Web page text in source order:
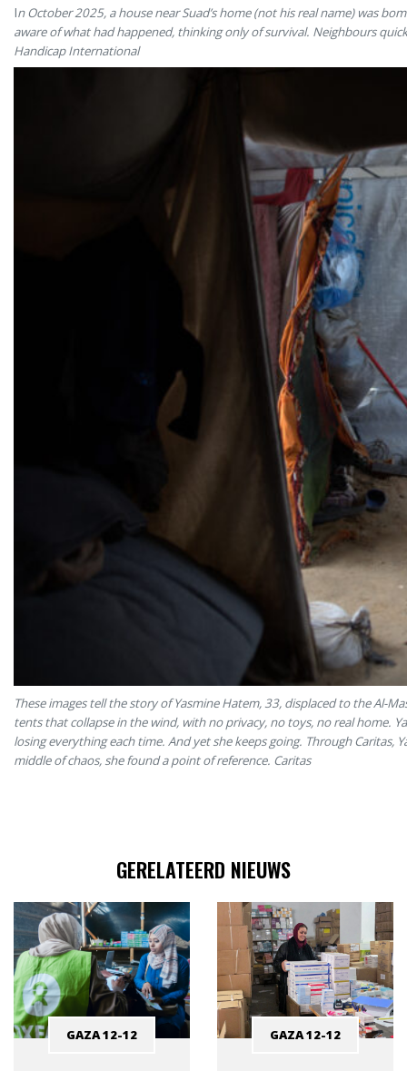
In October 2025, a house near Suad’s home (not his real name) was
aware of what had happened, thinking only of survival. Neighbours
Handicap International
These images tell the story of Yasmine Hatem, 33, displaced to the Al-
tents that collapse in the wind, with no privacy, no toys, no real home.
losing everything each time. And yet she keeps going. Through Caritas,
middle of chaos, she found a point of reference. Caritas
GERELATEERD NIEUWS
GAZA 12-12 GAZA 12-12